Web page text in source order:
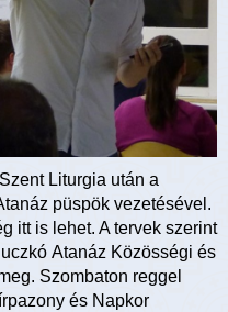
Liturgia után a
püspök vezetésével.
itt is lehet. A tervek szerint
Atanáz Közösségi és
Szombaton reggel
és Napkor